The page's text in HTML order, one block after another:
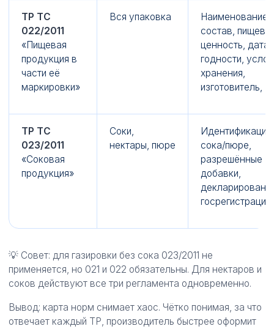
ТР ТС
022/2011
«Пищевая
продукция в
части её
маркировки»
Вся упаковка
Наименование,
состав,
ценность,
годности,
хранения,
изготовитель,
ТР ТС
023/2011
«Соковая
продукция»
Соки,
нектары, пюре
сока/пюре,
разрешённые
добавки,
госрегистрация
💡 Совет: для газировки без сока 023/2011 не
применяется, но 021 и 022 обязательны. Для нектаров и
соков действуют все три регламента одновременно.
Вывод: карта норм снимает хаос. Чётко понимая, за что
отвечает каждый ТР, производитель быстрее оформит